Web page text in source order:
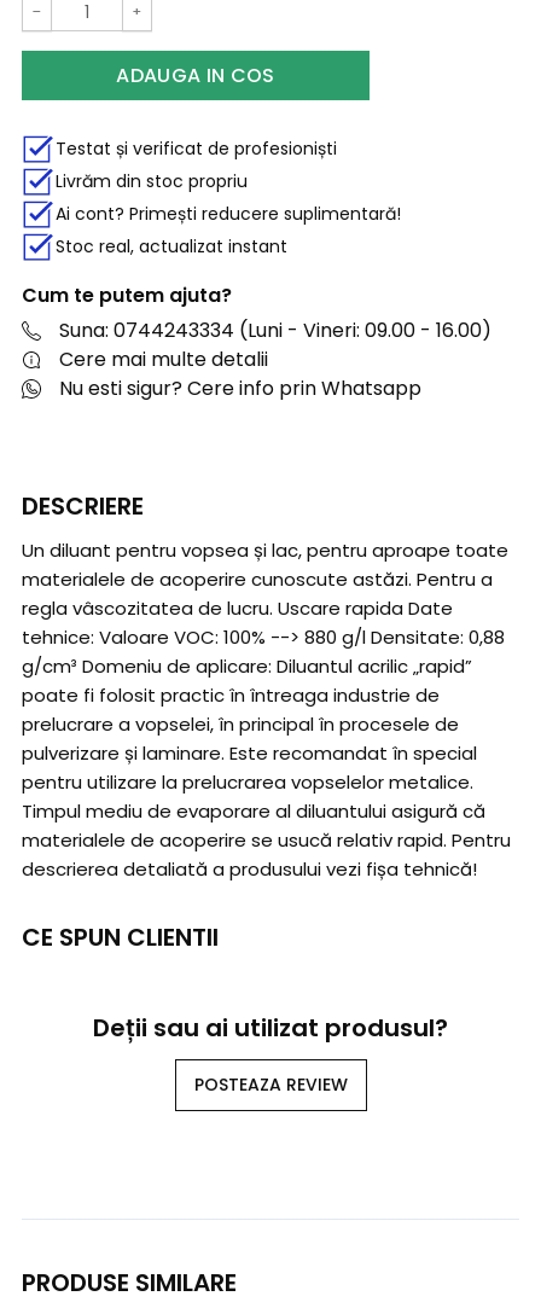
− +
ADAUGA IN COS
Testat și verificat de profesioniști
Livrăm din stoc propriu
Ai cont? Primești reducere suplimentară!
Stoc real, actualizat instant
Cum te putem ajuta?
Suna: 0744243334 (Luni - Vineri: 09.00 - 16.00)
Cere mai multe detalii
Nu esti sigur? Cere info prin Whatsapp
DESCRIERE
Un diluant pentru vopsea și lac, pentru aproape toate
materialele de acoperire cunoscute astăzi. Pentru a
regla vâscozitatea de lucru. Uscare rapida Date
tehnice: Valoare VOC: 100% --> 880 g/l Densitate: 0,88
g/cm³ Domeniu de aplicare: Diluantul acrilic „rapid”
poate fi folosit practic în întreaga industrie de
prelucrare a vopselei, în principal în procesele de
pulverizare și laminare. Este recomandat în special
pentru utilizare la prelucrarea vopselelor metalice.
Timpul mediu de evaporare al diluantului asigură că
materialele de acoperire se usucă relativ rapid. Pentru
descrierea detaliată a produsului vezi fișa tehnică!
CE SPUN CLIENTII
Deții sau ai utilizat produsul?
POSTEAZA REVIEW
PRODUSE SIMILARE